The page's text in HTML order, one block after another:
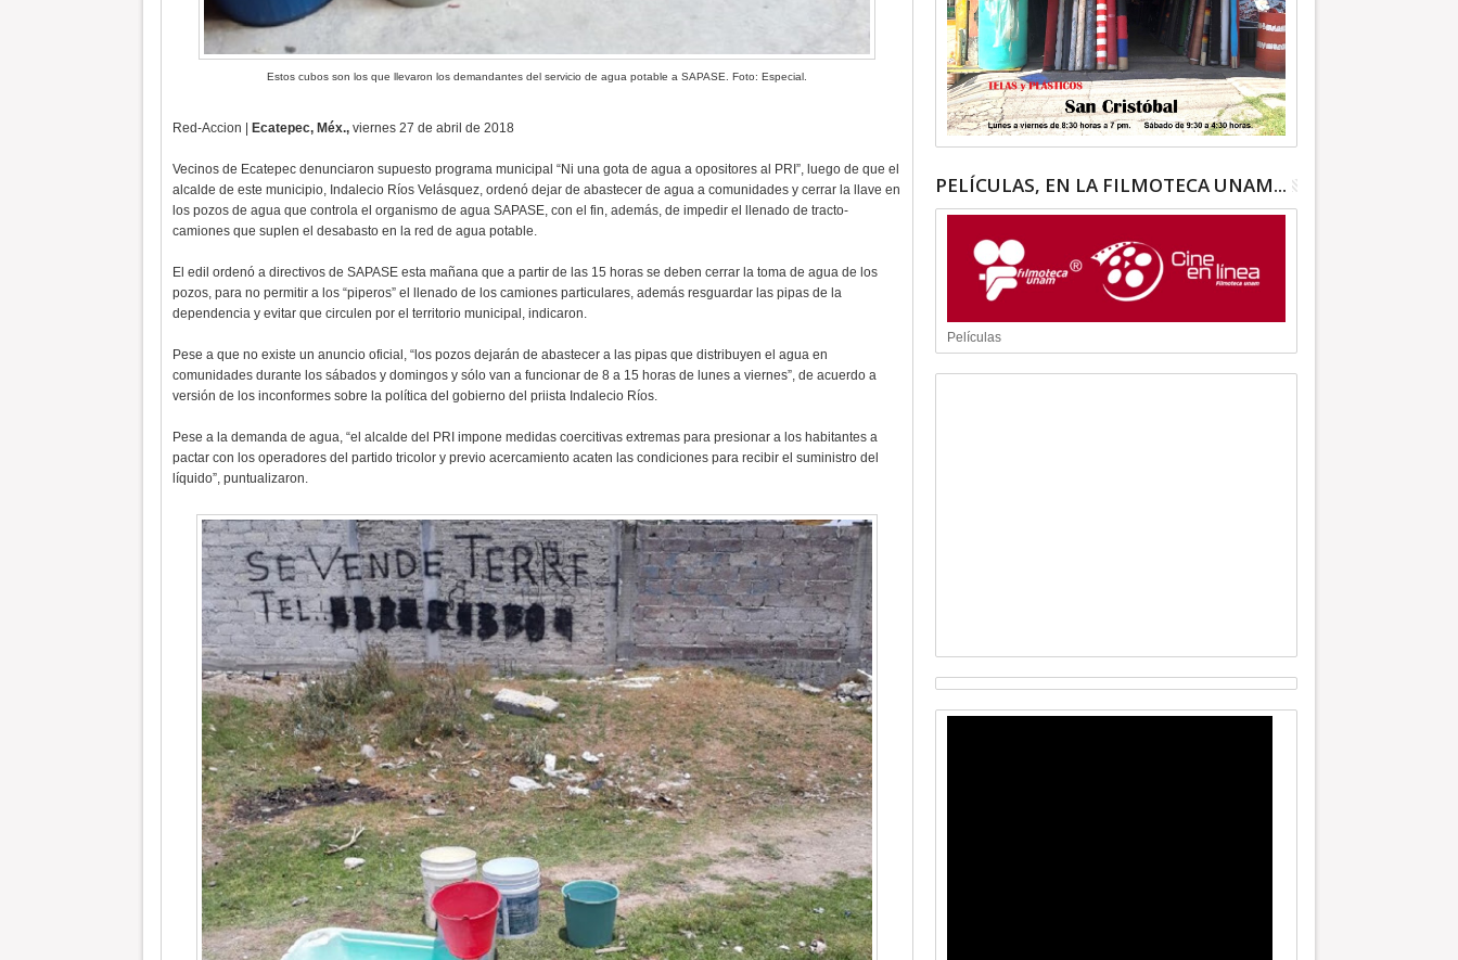
Estos cubos son los que llevaron los demandantes del servicio de agua potable a SAPASE. Foto: Especial.
Red-Accion | Ecatepec, Méx.,viernes 27 de abril de 2018
Vecinos de Ecatepec denunciaron supuesto programa municipal “Ni una gota de agua a opositores al PRI”, luego de que el
alcalde de este municipio, Indalecio Ríos Velásquez, ordenó dejar de abastecer de agua a comunidades y cerrar la llave en
los pozos de agua que controla el organismo de agua SAPASE, con el fin, además, de impedir el llenado de tracto-
camiones que suplen el desabasto en la red de agua potable.
El edil ordenó a directivos de SAPASE esta mañana que a partir de las 15 horas se deben cerrar la toma de agua de los
pozos, para no permitir a los “piperos” el llenado de los camiones particulares, además resguardar las pipas de la
dependencia y evitar que circulen por el territorio municipal, indicaron.
Pese a que no existe un anuncio oficial, “los pozos dejarán de abastecer a las pipas que distribuyen el agua en
comunidades durante los sábados y domingos y sólo van a funcionar de 8 a 15 horas de lunes a viernes”, de acuerdo a
versión de los inconformes sobre la política del gobierno del priista Indalecio Ríos.
Pese a la demanda de agua, “el alcalde del PRI impone medidas coercitivas extremas para presionar a los habitantes a
pactar con los operadores del partido tricolor y previo acercamiento acaten las condiciones para recibir el suministro del
líquido”, puntualizaron.
PELÍCULAS, EN LA FILMOTECA UNAM...
Películas